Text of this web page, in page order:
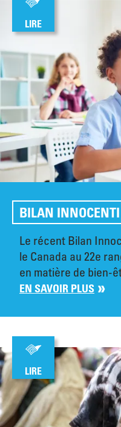
LIRE
BILAN
Le récent Bilan
le Canada au 22e
en matière de bien-
EN SAVOIR PLUS
LIRE